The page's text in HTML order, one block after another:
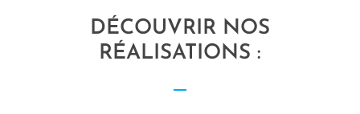
DÉCOUVRIR NOS
RÉALISATIONS :